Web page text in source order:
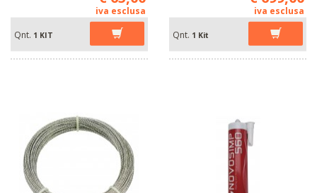
iva esclusa
Qnt. 1 KIT
iva esclusa
Qnt. 1 Kit